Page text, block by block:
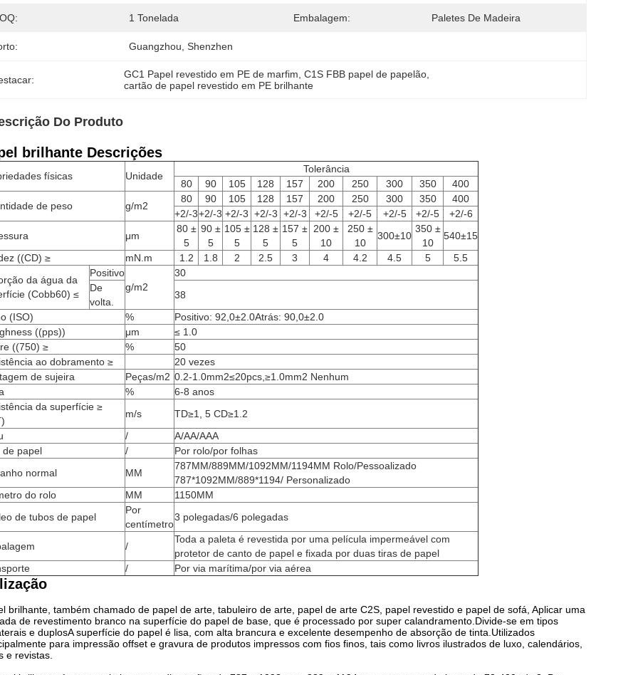
1 Tonelada Embalagem: Paletes De Madeira
Guangzhou, Shenzhen
GC1 Papel revestido em PE de marfim , C1S FBB papel de papelão
cartão de papel revestido em PE brilhante
Do Produto
brilhante Descrições
físicas Unidade
Tolerância
80
90 105 128 157 200 250 300 350
400
de peso
g/m2
80 90 105 128 157 200 250 300 350
400
+2/-3+2/-3 +2/-3 +2/-3 +2/-3 +2/-5 +2/-5 +2/-5 +2/-5
+2/-6
μm
80 ±
5
90 ±
5
105 ±
5
128 ±
5
157 ±
5
200 ±
10
250 ±
10
300±10
350 ±
10
540±15
((CD) ≥
mN.m 1.2 1.8 2 2.5 3 4 4.2 4.5 5
5.5
da água da
(Cobb60) ≤
Positivo
g/m2
30
De
volta.
38
(ISO)
%
Positivo: 92,0±2.0Atrás: 90,0±2.0
((pps))
μm
≤ 1.0
((750) ≥
%
50
ao dobramento ≥
20 vezes
de sujeira
Peças/m2 0.2-1.0mm2≤20pcs,≥1.0mm2 Nenhum
%
6-8 anos
da superfície ≥
m/s
TD≥1, 5 CD≥1.2
/
A/AA/AAA
de papel
/
Por rolo/por folhas
normal
MM
787MM/889MM/1092MM/1194MM Rolo/Pessoalizado
787*1092MM/889*1194/ Personalizado
do rolo
MM
1150MM
de tubos de papel
Por
centímetro
3 polegadas/6 polegadas
/
Toda a paleta é revestida por uma película impermeável com
protetor de canto de papel e fixada por duas tiras de papel
/ Por via marítima/por via aérea
brilhante, também chamado de papel de arte, tabuleiro de arte, papel de arte C2S, papel revestido e papel de sofá, Aplicar uma
de revestimento branco na superfície do papel de base, que é processado por super calandramento.Divide-se em tipos
e duplosA superfície do papel é lisa, com alta brancura e excelente desempenho de absorção de tinta.Utilizados
para impressão offset e gravura de produtos impressos com fios finos, tais como livros ilustrados de luxo, calendários,
e revistas.